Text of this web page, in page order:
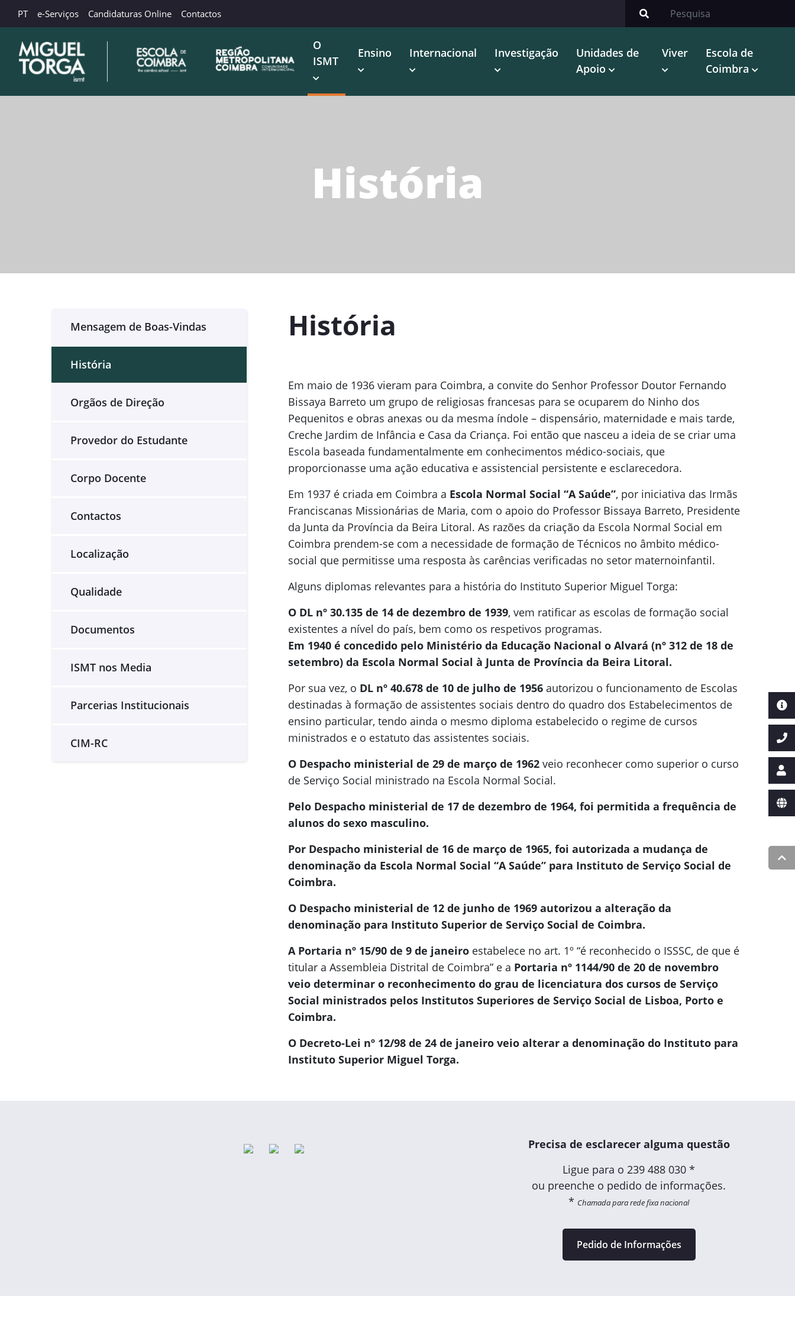
PT e-Serviços Candidaturas Online Contactos
O
ISMT
Ensino Internacional Investigação
Unidades de
Apoio
Viver
Escola de
Coimbra
História
Mensagem de Boas-Vindas
História
Orgãos de Direção
Provedor do Estudante
Corpo Docente
Contactos
Localização
Qualidade
Documentos
ISMT nos Media
Parcerias Institucionais
CIM-RC
História
Em maio de 1936 vieram para Coimbra, a convite do Senhor Professor Doutor Fernando
Bissaya Barreto um grupo de religiosas francesas para se ocuparem do Ninho dos
Pequenitos e obras anexas ou da mesma índole – dispensário, maternidade e mais tarde,
Creche Jardim de Infância e Casa da Criança. Foi então que nasceu a ideia de se criar uma
Escola baseada fundamentalmente em conhecimentos médico-sociais, que
proporcionasse uma ação educativa e assistencial persistente e esclarecedora.
Em 1937 é criada em Coimbra a Escola Normal Social “A Saúde”, por iniciativa das Irmãs
Franciscanas Missionárias de Maria, com o apoio do Professor Bissaya Barreto, Presidente
da Junta da Província da Beira Litoral. As razões da criação da Escola Normal Social em
Coimbra prendem-se com a necessidade de formação de Técnicos no âmbito médico-
social que permitisse uma resposta às carências verificadas no setor maternoinfantil.
Alguns diplomas relevantes para a história do Instituto Superior Miguel Torga:
O DL nº 30.135 de 14 de dezembro de 1939, vem ratificar as escolas de formação social
existentes a nível do país, bem como os respetivos programas.
Em 1940 é concedido pelo Ministério da Educação Nacional o Alvará (nº 312 de 18 de
setembro) da Escola Normal Social à Junta de Província da Beira Litoral.
Por sua vez, o DL nº 40.678 de 10 de julho de 1956 autorizou o funcionamento de Escolas
destinadas à formação de assistentes sociais dentro do quadro dos Estabelecimentos de
ensino particular, tendo ainda o mesmo diploma estabelecido o regime de cursos
ministrados e o estatuto das assistentes sociais.
O Despacho ministerial de 29 de março de 1962 veio reconhecer como superior o curso
de Serviço Social ministrado na Escola Normal Social.
Pelo Despacho ministerial de 17 de dezembro de 1964, foi permitida a frequência de
alunos do sexo masculino.
Por Despacho ministerial de 16 de março de 1965, foi autorizada a mudança de
denominação da Escola Normal Social “A Saúde” para Instituto de Serviço Social de
Coimbra.
O Despacho ministerial de 12 de junho de 1969 autorizou a alteração da
denominação para Instituto Superior de Serviço Social de Coimbra.
A Portaria nº 15/90 de 9 de janeiro estabelece no art. 1º “é reconhecido o ISSSC, de que é
titular a Assembleia Distrital de Coimbra” e a Portaria nº 1144/90 de 20 de novembro
veio determinar o reconhecimento do grau de licenciatura dos cursos de Serviço
Social ministrados pelos Institutos Superiores de Serviço Social de Lisboa, Porto e
Coimbra.
O Decreto-Lei nº 12/98 de 24 de janeiro veio alterar a denominação do Instituto para
Instituto Superior Miguel Torga.
Precisa de esclarecer alguma questão
Ligue para o239 488 030 *
ou preenche o pedido de informações.
* Chamada para rede fixa nacional
Pedido de Informações